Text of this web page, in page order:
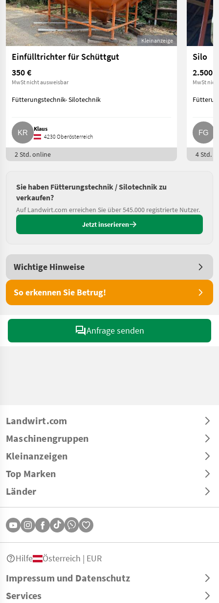
Kleinanzeige
Einfülltrichter für Schüttgut
350 €
MwSt nicht ausweisbar
Fütterungstechnik- Silotechnik
Klaus
4230 Oberösterreich
2 Std. online
Silo
2.500 €
MwSt
4 Std.
Sie haben Fütterungstechnik / Silotechnik zu
verkaufen?
Auf Landwirt.com erreichen Sie über 545.000 registrierte Nutzer.
Jetzt inserieren
Wichtige Hinweise
So erkennen Sie Betrug!
Anfrage senden
Landwirt.com
Maschinengruppen
Kleinanzeigen
Top Marken
Länder
Impressum und Datenschutz
Services
Hilfe Österreich | EUR